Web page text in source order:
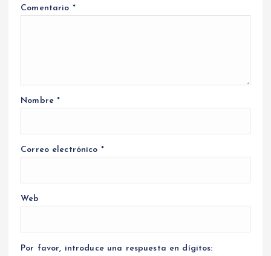
Comentario *
Nombre*
Correo electrónico *
Web
Por favor, introduce una respuesta en dígitos: